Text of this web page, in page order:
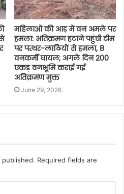
महिलाओं की आड़ में वन अमले पर
हमला: अतिक्रमण हटाने पहुंची टीम
पर पत्थर-लाठियों से हमला, 8
वनकर्मी घायल; अगले दिन 200
एकड़ वनभूमि कराई गई
अतिक्रमण मुक्त
June 29, 2026
Required fields are